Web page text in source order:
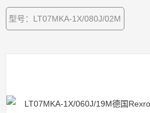
型号：LT07MKA-1X/080J/02M